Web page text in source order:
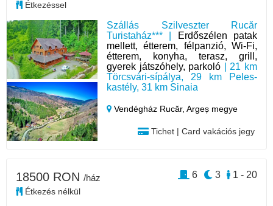
Szállás Szilveszter Rucăr
Turistaház*** |
Erdőszélen patak
mellett, étterem, félpanzió, Wi-Fi,
étterem, konyha, terasz, grill,
gyerek játszóhely, parkoló | 21 km
Törcsvári-sípálya, 29 km Peles-
kastély, 31 km Sinaia
Vendégház Rucăr,Argeș megye
Tichet | Card vakációs jegy
Étkezéssel
18500 RON /ház
Étkezés nélkül
1 - 20
3
6